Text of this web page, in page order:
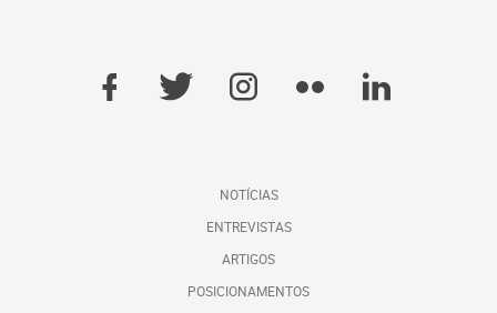
NOTÍCIAS
ENTREVISTAS
ARTIGOS
POSICIONAMENTOS